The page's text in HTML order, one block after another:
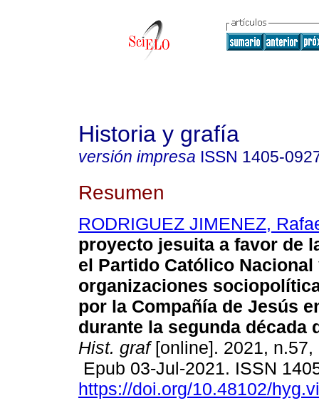
Historia y grafía
versión impresa ISSN 1405-
Resumen
RODRIGUEZ JIMENEZ,
proyecto jesuita a favor de
el Partido Católico Nacional
organizaciones
por la Compañía de Jesús
durante la segunda década
Hist. graf[online]. 2021, n.57,
Epub 03-Jul-2021. ISSN
https://doi.org/10.48102/